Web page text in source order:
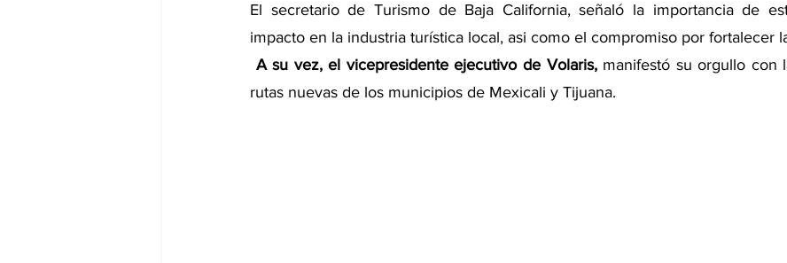
El secretario de Turismo de Baja California, señaló la importancia de
impacto en la industria turística local, asi como el compromiso por fortalecer
A su vez, el vicepresidente ejecutivo de Volaris, manifestó su orgullo con
rutas nuevas de los municipios de Mexicali y Tijuana.